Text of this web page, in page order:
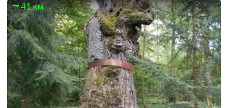
41 км